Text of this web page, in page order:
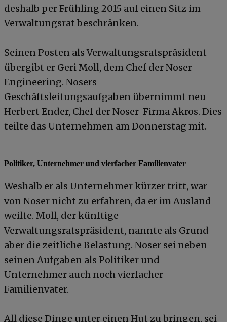
deshalb per Frühling 2015 auf einen Sitz im
Verwaltungsrat beschränken.
Seinen Posten als Verwaltungsratspräsident
übergibt er Geri Moll, dem Chef der Noser
Engineering. Nosers
Geschäftsleitungsaufgaben übernimmt neu
Herbert Ender, Chef der Noser-Firma Akros. Dies
teilte das Unternehmen am Donnerstag mit.
Politiker, Unternehmer und vierfacher Familienvater
Weshalb er als Unternehmer kürzer tritt, war
von Noser nicht zu erfahren, da er im Ausland
weilte. Moll, der künftige
Verwaltungsratspräsident, nannte als Grund
aber die zeitliche Belastung. Noser sei neben
seinen Aufgaben als Politiker und
Unternehmer auch noch vierfacher
Familienvater.
All diese Dinge unter einen Hut zu bringen, sei